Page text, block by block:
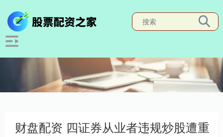
财盘配资 四证券从业者违规炒股遭重